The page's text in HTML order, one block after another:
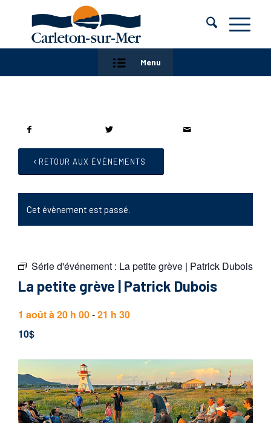
Menu
RETOUR AUX ÉVÉNEMENTS
Cet évènement est passé.
Série d'événement : La petite grève | Patrick Dubois
La petite grève | Patrick Dubois
1 août à 20 h 00-21 h 30
10$